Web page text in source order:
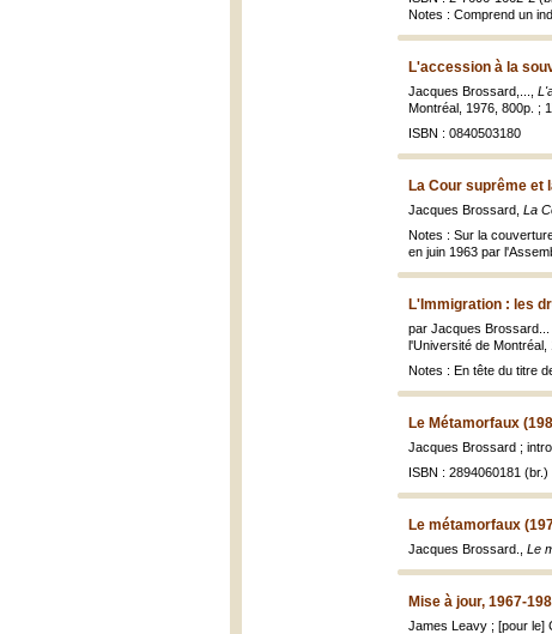
Notes : Comprend un
L'accession à la
Jacques Brossard,...,
Montréal, 1976, 800p. ;
ISBN : 0840503180
La Cour suprême et
Jacques Brossard, La
Notes : Sur la
en juin 1963 par
L'Immigration : les
par Jacques Brossard...
l'Université de Montréal,
Notes : En tête du titre
Le Métamorfaux
Jacques Brossard ;
ISBN : 2894060181 (br.)
Le métamorfaux
Jacques Brossard., Le
Mise à jour, 1967-
James Leavy ; [pour le]